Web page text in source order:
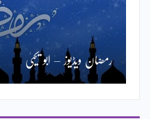
رمضان ویڈیوز – ابو یحییٰ